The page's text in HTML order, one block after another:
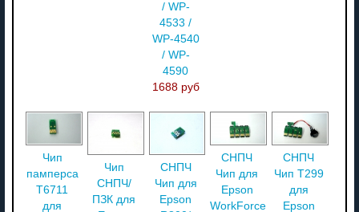
/ WP-
4533 /
WP-4540
/ WP-
4590
1688 руб
Чип
памперса
T6711
для
Чип
СНПЧ/
ПЗК для
СНПЧ
Чип для
Epson
СНПЧ
Чип для
Epson
WorkForce
СНПЧ
Чип T299
для
Epson